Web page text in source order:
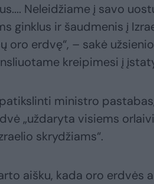
Neleidžiame į savo
ginklus ir šaudmenis į
oro erdvę“, – sakė
kreipimesi į
ministro
„uždaryta visiems
skrydžiams“.
aišku, kada oro erdvės